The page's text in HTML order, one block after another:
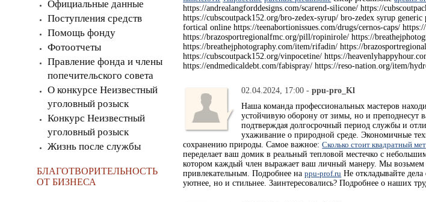
Официальные данные
Поступления средств
Помощь фонду
Фотоотчеты
Правление фонда и члены
попечительского совета
О конкурсе Неизвестный
уголовный розыск
Конкурс Неизвестный
уголовный розыск
Жизнь после службы
БЛАГОТВОРИТЕЛЬНОСТЬ
ОТ БИЗНЕСА
https://andrealangforddesigns.com/scarend-silicone/ https://
https://cubscoutpack152.org/bro-zedex-syrup/ bro-zedex syrup
fortical online https://teenabortionissues.com/drugs/cernos-caps/
https://brazosportregionalfmc.org/pill/ropinirole/ https://
https://breathejphotography.com/item/rifadin/ https://
https://cubscoutpack152.org/vinpocetine/ https://
https://endmedicaldebt.com/fabispray/ https://reso-nation.org/item/
02.04.2024, 17:00 -ppu-pro_Kl
Наша команда профессиональных мастеров
устойчивую оборону от зимы, но и преподнесут
подтверждая долгосрочный период службы и
ухаживание о природной среде. Экономичные
сохранению природы. Самое важное:Сколько стоит квадратный
переделает ваш домик в реальный тепловой местечко с
котором каждый член выражает ваш личный манеру. Мы
привлекательным. Подробнее наppu-prof.ru Не откладывайте
уютнее, но и стильнее. Заинтересовались? Подробнее о наших